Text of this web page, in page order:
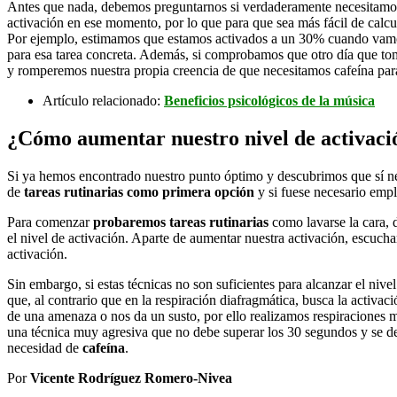
Antes que nada, debemos preguntarnos si verdaderamente
activación en ese momento, por lo que para que sea más fácil de
Por ejemplo, estimamos que estamos activados a un 30% cuando
para esa tarea concreta. Además, si comprobamos que otro día que
y romperemos nuestra propia creencia de que necesitamos cafeína
Artículo relacionado: Beneficios psicológicos de la música
¿Cómo aumentar nuestro nivel de
Si ya hemos encontrado nuestro punto óptimo y descubrimos que sí
de tareas rutinarias como primera opción y si fuese necesario
Para comenzarprobaremos tareas rutinarias como lavarse la cara,
el nivel de activación. Aparte de aumentar nuestra activación,
activación.
Sin embargo, si estas técnicas no son suficientes para alcanzar el
que, al contrario que en la respiración diafragmática, busca la
de una amenaza o nos da un susto, por ello realizamos
una técnica muy agresiva que no debe superar los 30 segundos y
necesidad de cafeína.
PorVicente Rodríguez Romero-Nivea